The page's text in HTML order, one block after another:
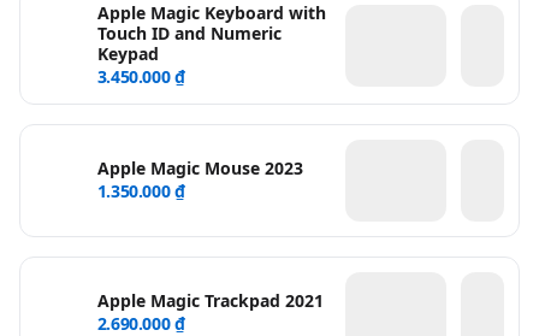
Apple Magic Keyboard with
Touch ID and Numeric
Keypad
3.450.000 ₫
Apple Magic Mouse 2023
1.350.000 ₫
Apple Magic Trackpad 2021
2.690.000 ₫